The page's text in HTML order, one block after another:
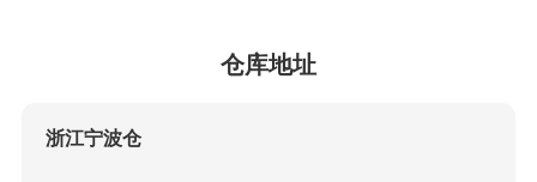
仓库地址
浙江宁波仓